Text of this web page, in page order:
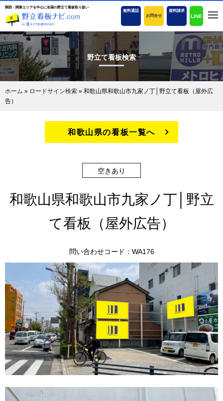
関西・関東エリアを中心に全国の野立て看板取り扱い
無料通話
お問合せ
資料請求
LINE
野立て看板検索
ホーム » ロードサイン検索 » 和歌山県和歌山市九家ノ丁│野立て看板（屋外広
告）
和歌山県の看板一覧へ
空きあり
和歌山県和歌山市九家ノ丁│野立
て看板（屋外広告）
問い合わせコード：WA176